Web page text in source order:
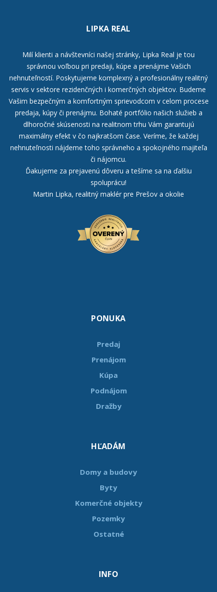
LIPKA REAL
Milí klienti a návštevníci našej stránky, Lipka Real je tou
správnou voľbou pri predaji, kúpe a prenájme Vašich
nehnuteľností. Poskytujeme komplexný a profesionálny realitný
servis v sektore rezidenčných i komerčných objektov. Budeme
Vašim bezpečným a komfortným sprievodcom v celom procese
predaja, kúpy či prenájmu. Bohaté portfólio našich služieb a
dlhoročné skúsenosti na realitnom trhu Vám garantujú
maximálny efekt v čo najkratšom čase. Veríme, že každej
nehnuteľnosti nájdeme toho správneho a spokojného majiteľa
či nájomcu.
Ďakujeme za prejavenú dôveru a tešíme sa na ďalšiu
spoluprácu!
Martin Lipka, realitný maklér pre Prešov a okolie
PONUKA
Predaj
Prenájom
Kúpa
Podnájom
Dražby
HĽADÁM
Domy a budovy
Byty
Komerčné objekty
Pozemky
Ostatné
INFO